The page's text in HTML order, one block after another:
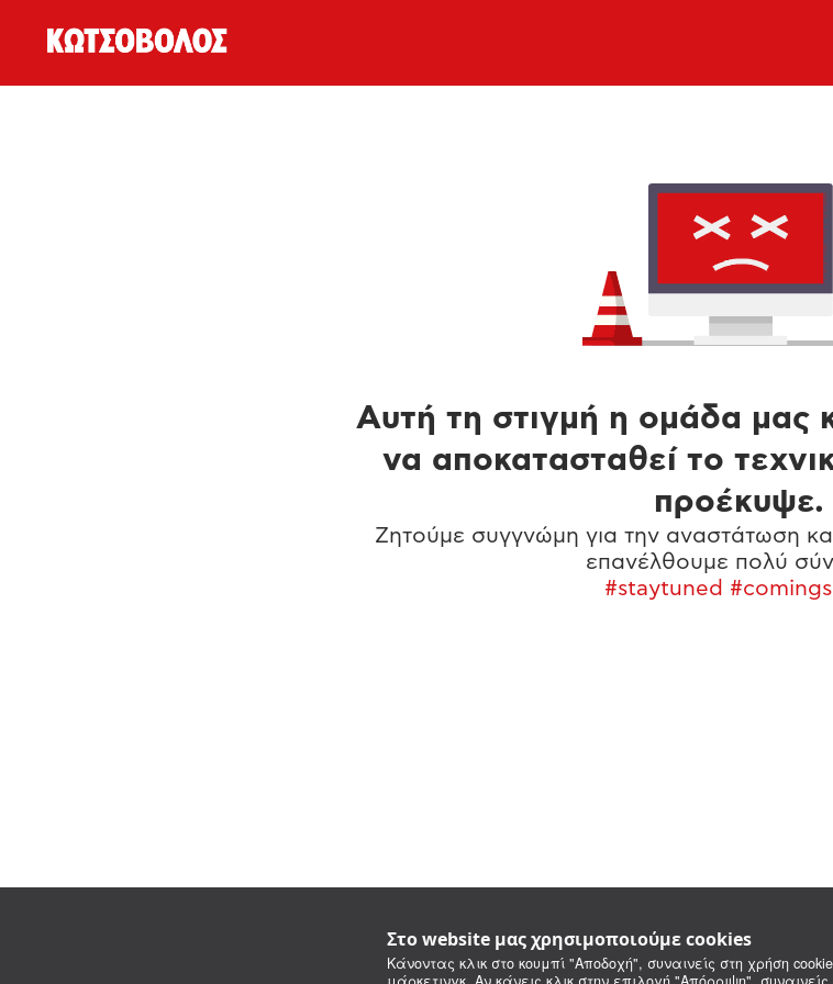
Στο website μας χρησιμοποιούμε cookies
Κάνοντας κλικ στο κουμπί "Αποδοχή", συναινείς στη χρήση
Αυτή τη στιγμή η ομάδα μας
να αποκατασταθεί το
προέκυψε.
Ζητούμε συγγνώμη για την αναστάτωση
επανέλθουμε πολύ
#staytuned